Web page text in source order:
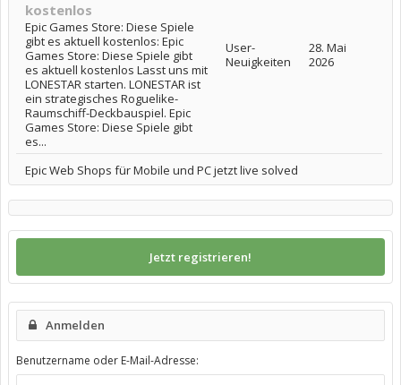
kostenlos
Epic Games Store: Diese Spiele
gibt es aktuell kostenlos: Epic
Games Store: Diese Spiele gibt
es aktuell kostenlos Lasst uns mit
LONESTAR starten. LONESTAR ist
ein strategisches Roguelike-
Raumschiff-Deckbauspiel. Epic
Games Store: Diese Spiele gibt
es...
User-
Neuigkeiten
28. Mai
2026
Epic Web Shops für Mobile und PC jetzt live solved
Jetzt registrieren!
Anmelden
Benutzername oder E-Mail-Adresse: